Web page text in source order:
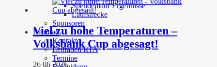
Spendenlauf Ergebnisse
Laufstrecke
Sponsoren
Rennrad
Kontakte
Leitfaden RTA
Termine
Viel zu hohe Temperaturen –
Volksbank Cup abgesagt!
26 06 2026